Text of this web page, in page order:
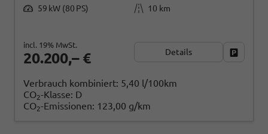
59 kW (80 PS)
10 km
20.200,– €
incl. 19% MwSt.
Details
Verbrauch kombiniert: 5,40 l/100km
CO2-Klasse: D
CO2-Emissionen: 123,00 g/km